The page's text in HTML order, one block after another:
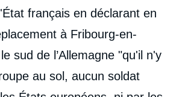
français en déclarant en
à Fribourg-en-
sud de l’Allemagne "qu'il n'y
au sol, aucun soldat